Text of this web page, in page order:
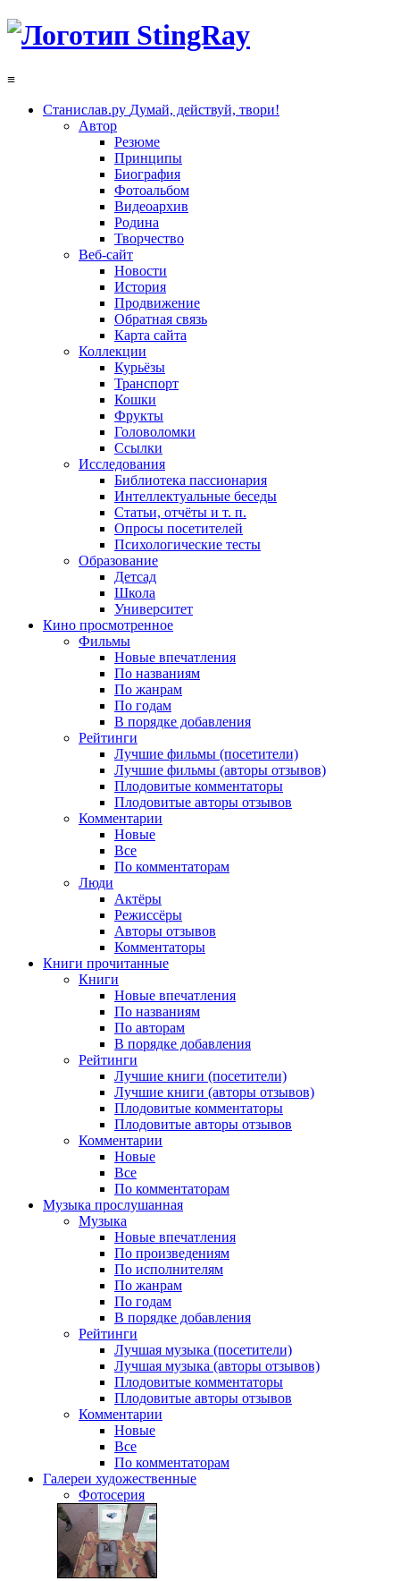
≡
Станислав.ру Думай, действуй, твори!
Автор
Резюме
Принципы
Биография
Фотоальбом
Видеоархив
Родина
Творчество
Веб-сайт
Новости
История
Продвижение
Обратная связь
Карта сайта
Коллекции
Курьёзы
Транспорт
Кошки
Фрукты
Головоломки
Ссылки
Исследования
Библиотека пассионария
Интеллектуальные беседы
Статьи, отчёты и т. п.
Опросы посетителей
Психологические тесты
Образование
Детсад
Школа
Университет
Кино просмотренное
Фильмы
Новые впечатления
По названиям
По жанрам
По годам
В порядке добавления
Рейтинги
Лучшие фильмы (посетители)
Лучшие фильмы (авторы отзывов)
Плодовитые комментаторы
Плодовитые авторы отзывов
Комментарии
Новые
Все
По комментаторам
Люди
Актёры
Режиссёры
Авторы отзывов
Комментаторы
Книги прочитанные
Книги
Новые впечатления
По названиям
По авторам
В порядке добавления
Рейтинги
Лучшие книги (посетители)
Лучшие книги (авторы отзывов)
Плодовитые комментаторы
Плодовитые авторы отзывов
Комментарии
Новые
Все
По комментаторам
Музыка прослушанная
Музыка
Новые впечатления
По произведениям
По исполнителям
По жанрам
По годам
В порядке добавления
Рейтинги
Лучшая музыка (посетители)
Лучшая музыка (авторы отзывов)
Плодовитые комментаторы
Плодовитые авторы отзывов
Комментарии
Новые
Все
По комментаторам
Галереи художественные
Фотосерия